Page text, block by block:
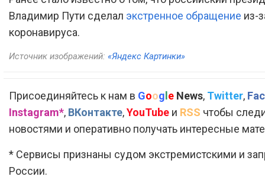
Владимир Пути сделал экстренное обращение из-
коронавируса.
Источник изображений: «Яндекс Картинки»
Присоединяйтесь к нам в Google News, Twitter,
Instagram*, ВКонтакте,YouTube и RSS чтобы
новостями и оперативно получать интересные
* Сервисы признаны судом экстремистскими и
России.